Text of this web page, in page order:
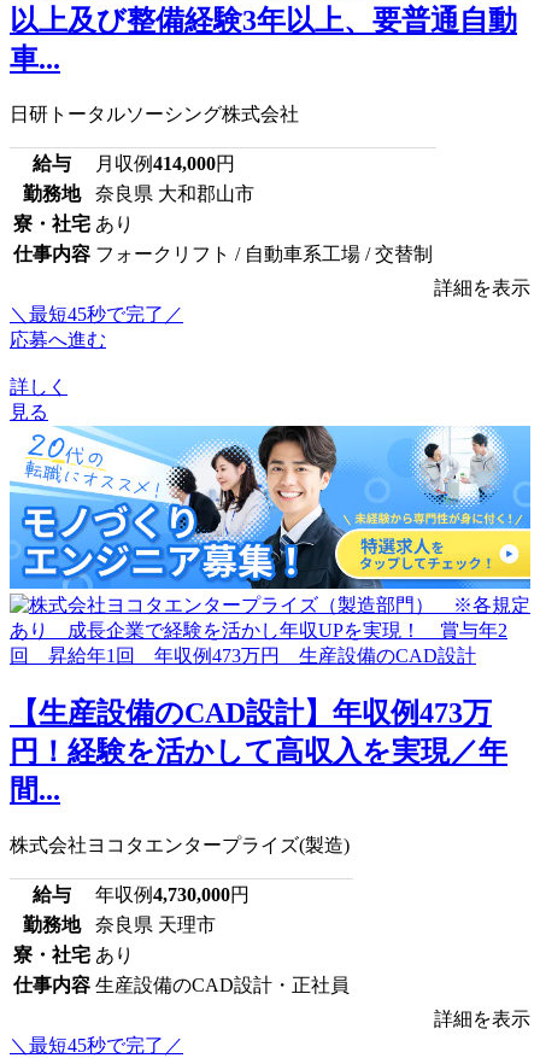
以上及び整備経験3年以上、要普通自動
車...
日研トータルソーシング株式会社
給与 月収例414,000円
勤務地
奈良県 大和郡山市
寮・社宅 あり
仕事内容 フォークリフト / 自動車系工場 / 交替制
詳細を表示
＼最短45秒で完了／
応募へ進む
詳しく
見る
【生産設備のCAD設計】年収例473万
円！経験を活かして高収入を実現／年
間...
株式会社ヨコタエンタープライズ(製造)
給与 年収例4,730,000円
勤務地
奈良県 天理市
寮・社宅 あり
仕事内容 生産設備のCAD設計・正社員
詳細を表示
＼最短45秒で完了／